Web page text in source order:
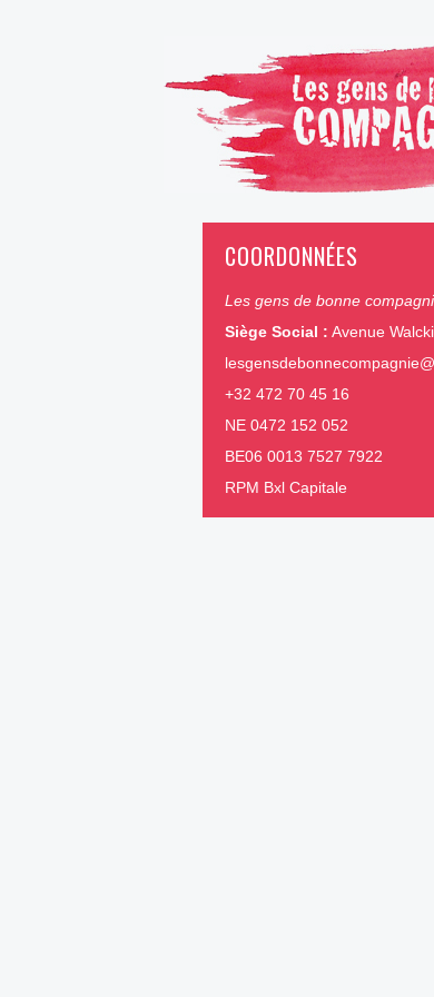
COORDONNÉES
Les gens de bonne
Siège Social : Avenue
+32 472 70 45 16
NE 0472 152 052
BE06 0013 7527 7922
RPM Bxl Capitale